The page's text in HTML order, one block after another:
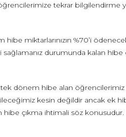
tekrar bilgilendirme
hibe miktarlarınızın %70’i
sağlamanız durumunda kalan hibe
dönem hibe alan öğrencilerimiz
kesin değildir ancak ek
çıkma ihtimali söz konusudur.